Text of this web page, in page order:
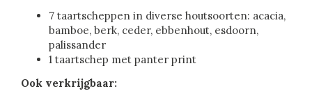
7 taartscheppen in diverse houtsoorten: acacia,
bamboe, berk, ceder, ebbenhout, esdoorn,
palissander
1 taartschep met panter print
Ook verkrijgbaar: